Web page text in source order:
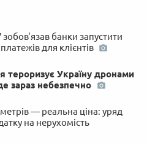
банки запустити
для клієнтів
тероризує Україну дронами
зараз небезпечно
— реальна ціна: уряд
на нерухомість